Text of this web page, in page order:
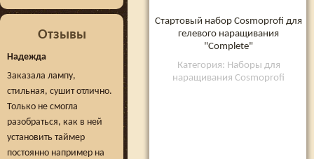
Отзывы
Надежда
Заказала лампу,
стильная, сушит отлично.
Только не смогла
разобраться, как в ней
установить таймер
постоянно например на
Стартовый набор Cosmoprofi для
гелевого наращивания
"Complete"
Категория: Наборы для
наращивания Cosmoprofi